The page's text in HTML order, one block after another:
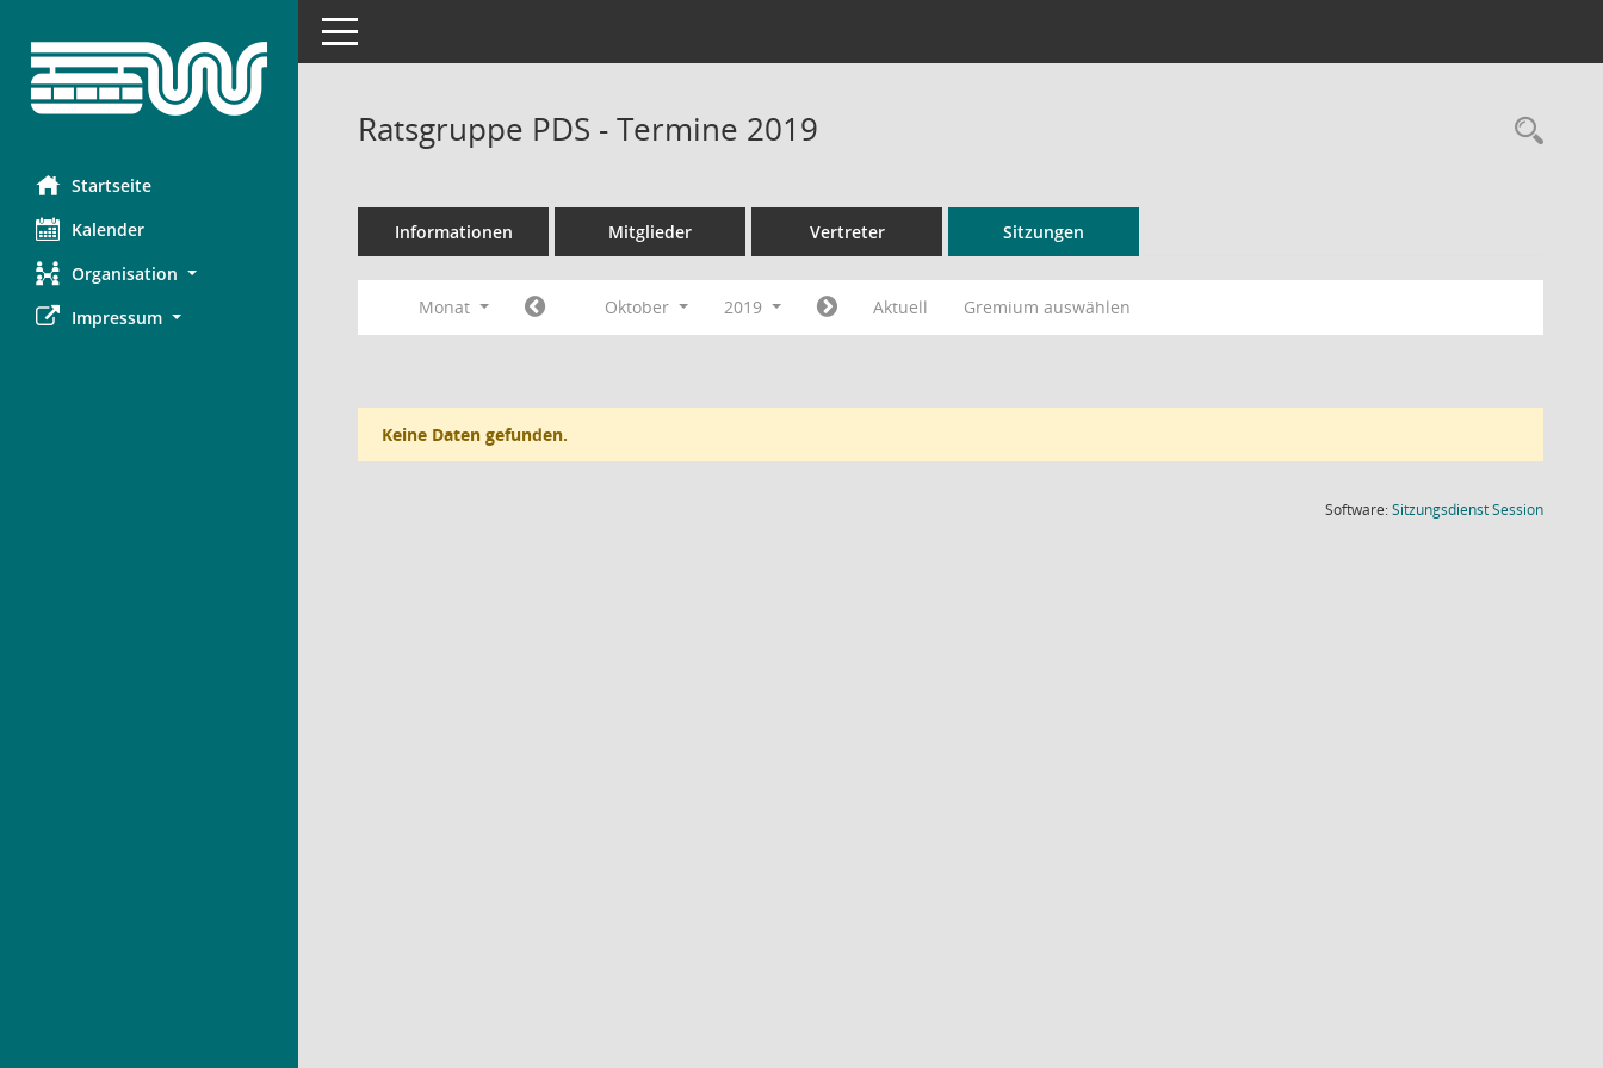
Startseite
Kalender
Organisation
Impressum
Toggle navigation
Ratsgruppe PDS - Termine 2019
Informationen Mitglieder Vertreter Sitzungen
Monat Oktober 2019 Aktuell Gremium auswählen
Keine Daten gefunden.
Software:SitzungsdienstSession(Wird in